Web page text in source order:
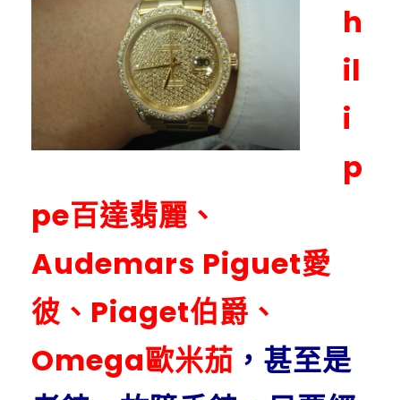
h
il
i
p
pe百達翡麗、
Audemars Piguet愛
彼、Piaget伯爵、
Omega歐米茄 ，甚至是